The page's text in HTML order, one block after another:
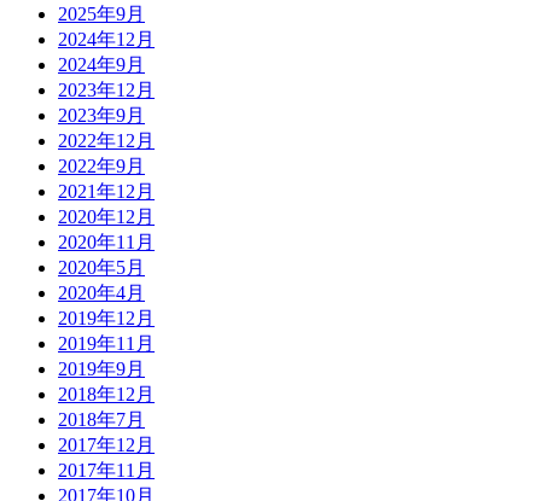
2025年9月
2024年12月
2024年9月
2023年12月
2023年9月
2022年12月
2022年9月
2021年12月
2020年12月
2020年11月
2020年5月
2020年4月
2019年12月
2019年11月
2019年9月
2018年12月
2018年7月
2017年12月
2017年11月
2017年10月